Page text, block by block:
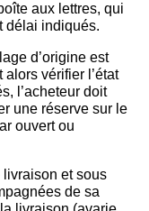
aux lettres, qui
délai indiqués.
d’origine est
vérifier l’état
l’acheteur doit
une réserve sur le
ouvert ou
livraison et sous
de sa